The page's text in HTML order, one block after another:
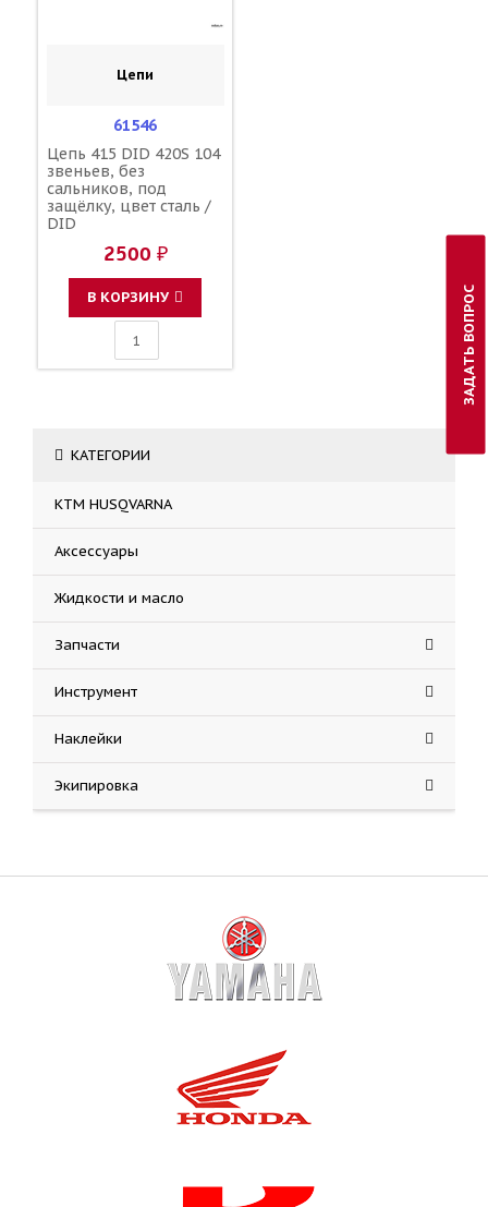
Цепи
61546
Цепь 415 DID 420S 104
звеньев, без
сальников, под
защёлку, цвет сталь /
DID
2500 ₽
В КОРЗИНУ
КАТЕГОРИИ
KTM HUSQVARNA
Аксессуары
Жидкости и масло
Запчасти
Инструмент
Наклейки
Экипировка
ЗАДАТЬ ВОПРОС